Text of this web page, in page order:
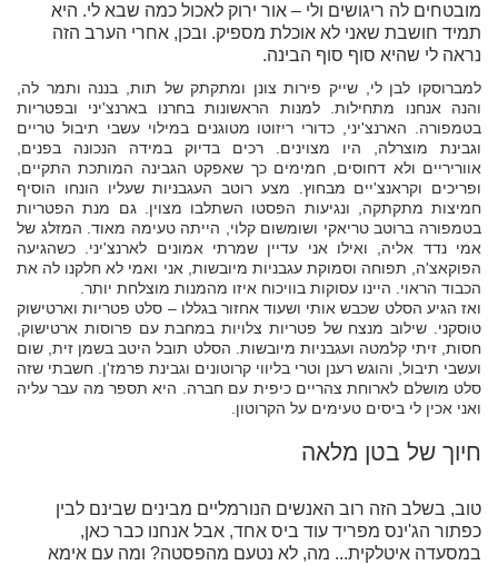
מובטחים לה ריגושים ולי – אור ירוק לאכול כמה שבא לי. היא
תמיד חושבת שאני לא אוכלת מספיק. ובכן, אחרי הערב הזה
נראה לי שהיא סוף סוף הבינה.
למברוסקו לבן לי, שייק פירות צונן ומתקתק של תות, בננה ותמר לה,
והנה אנחנו מתחילות. למנות הראשונות בחרנו בארנצ'יני ובפטריות
בטמפורה. הארנצ'יני, כדורי ריזוטו מטוגנים במילוי עשבי תיבול טריים
וגבינת מוצרלה, היו מצוינים. רכים בדיוק במידה הנכונה בפנים,
אווריריים ולא דחוסים, חמימים כך שאפקט הגבינה המותכת התקיים,
ופריכים וקראנצ'יים מבחוץ. מצע רוטב העגבניות שעליו הונחו הוסיף
חמיצות מתקתקה, ונגיעות הפסטו השתלבו מצוין. גם מנת הפטריות
בטמפורה ברוטב טריאקי ושומשום קלוי, הייתה טעימה מאוד. המזלג של
אמי נדד אליה, ואילו אני עדיין שמרתי אמונים לארנצ'יני. כשהגיעה
הפוקאצ'ה, תפוחה וסמוקת עגבניות מיובשות, אני ואמי לא חלקנו לה את
הכבוד הראוי. היינו עסוקות בוויכוח איזו מהמנות מוצלחת יותר.
ואז הגיע הסלט שכבש אותי ושעוד אחזור בגללו – סלט פטריות וארטישוק
טוסקני. שילוב מנצח של פטריות צלויות במחבת עם פרוסות ארטישוק,
חסות, זיתי קלמטה ועגבניות מיובשות. הסלט תובל היטב בשמן זית, שום
ועשבי תיבול, והוגש רענן וטרי בליווי קרוטונים וגבינת פרמז'ן. חשבתי שזה
סלט מושלם לארוחת צהריים כיפית עם חברה. היא תספר מה עבר עליה
ואני אכין לי ביסים טעימים על הקרוטון.
חיוך של בטן מלאה
טוב, בשלב הזה רוב האנשים הנורמליים מבינים שבינם לבין
כפתור הג'ינס מפריד עוד ביס אחד, אבל אנחנו כבר כאן,
במסעדה איטלקית... מה, לא נטעם מהפסטה? ומה עם אימא